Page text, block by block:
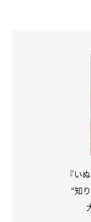
『い
“知